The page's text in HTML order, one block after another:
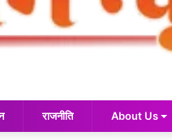
राजनीति About Us